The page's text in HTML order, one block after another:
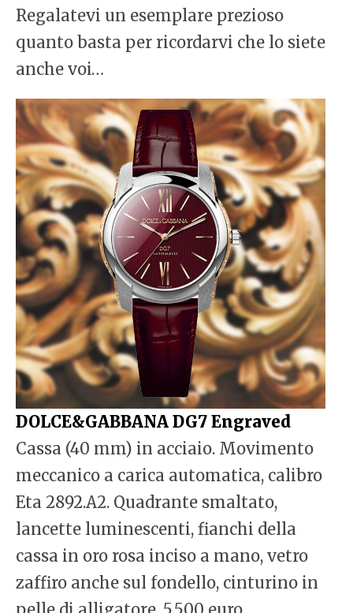
Regalatevi un esemplare prezioso
quanto basta per ricordarvi che lo siete
anche voi…
DOLCE&GABBANA DG7 Engraved
Cassa (40 mm) in acciaio. Movimento
meccanico a carica automatica, calibro
Eta 2892.A2. Quadrante smaltato,
lancette luminescenti, fianchi della
cassa in oro rosa inciso a mano, vetro
zaffiro anche sul fondello, cinturino in